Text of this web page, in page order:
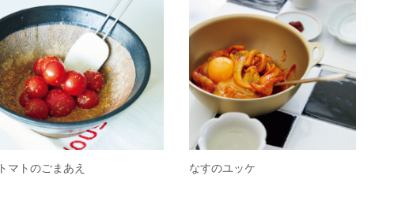
トマトのごまあえ なすのユッケ